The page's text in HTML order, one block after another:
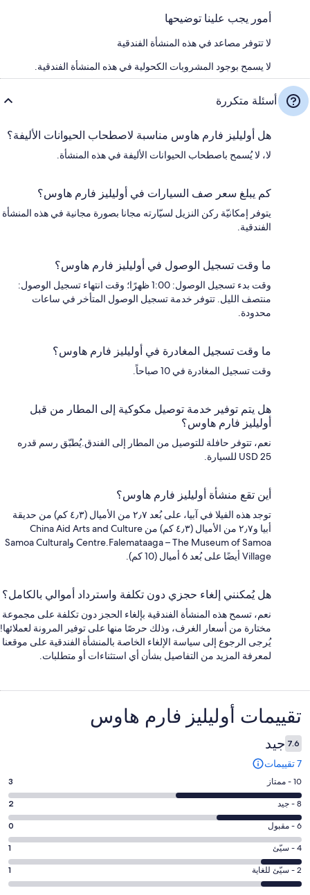
أمور يجب علينا توضيحها
لا تتوفر مصاعد في هذه المنشأة الفندقية
لا يسمح بوجود المشروبات الكحولية في هذه المنشأة الفندقية.
أسئلة متكررة
هل أوليليز فارم هاوس مناسبة لاصطحاب الحيوانات الأليفة؟
لا، لا يُسمح باصطحاب الحيوانات الأليفة في هذه المنشأة.
كم يبلغ سعر صف السيارات في أوليليز فارم هاوس؟
يتوفر إمكانيّة ركن النزيل لسيّارته مجانا بصورة مجانية في هذه المنشأة
الفندقية.
ما وقت تسجيل الوصول في أوليليز فارم هاوس؟
وقت بدء تسجيل الوصول: 1:00 ظهرًا؛ وقت انتهاء تسجيل الوصول:
منتصف الليل. تتوفر خدمة تسجيل الوصول المتأخر في ساعات
محدودة.
ما وقت تسجيل المغادرة في أوليليز فارم هاوس؟
وقت تسجيل المغادرة في 10 صباحاً.
هل يتم توفير خدمة توصيل مكوكية إلى المطار من قبل
أوليليز فارم هاوس؟
نعم، تتوفر حافلة للتوصيل من المطار إلى الفندق.يُطبّق رسم قدره
USD 25 للسيارة.
أين تقع منشأة أوليليز فارم هاوس؟
توجد هذه الفيلا في آبيا، على بُعد ٢٫٧ من الأميال (٤٫٣ كم) من حديقة
أبيا و٢٫٧ من الأميال (٤٫٣ كم) من China Aid Arts and Culture
Centre.Falemataaga – The Museum of Samoa وSamoa Cultural
Village أيضًا على بُعد 6 أميال (10 كم).
هل يُمكنني إلغاء حجزي دون تكلفة واسترداد أموالي بالكامل؟
نعم، تسمح هذه المنشأة الفندقية بإلغاء الحجز دون تكلفة على مجموعة
مختارة من أسعار الغرف، وذلك حرصًا منها على توفير المرونة لعملائها!
يُرجى الرجوع إلى سياسة الإلغاء الخاصة بالمنشأة الفندقية على موقعنا
لمعرفة المزيد من التفاصيل بشأن أي استثناءات أو متطلبات.
التقييمات
تقييمات ⁦أوليليز فارم هاوس⁩
7.6 جيد
7 تقييمات
درجة
التصنيف
10
-
ممتاز.
3
من
أصل
10 - ممتاز 3
درجة
التصنيف
8
-
جيد.
2
8 - جيد 2
درجة
التصنيف
6
-
مقبول.
6 - مقبول 0
درجة
التصنيف
4
4 - سيّئ 1
درجة
التصنيف
2 - سيّئ للغاية 1